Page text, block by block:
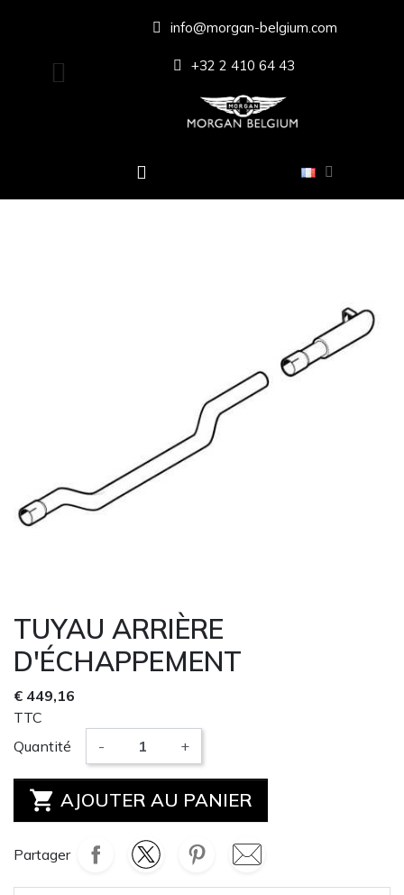
info@morgan-belgium.com
+32 2 410 64 43
TUYAU ARRIÈRE
D'ÉCHAPPEMENT
€ 449,16
TTC
Quantité
- +
 AJOUTER AU PANIER
Partager